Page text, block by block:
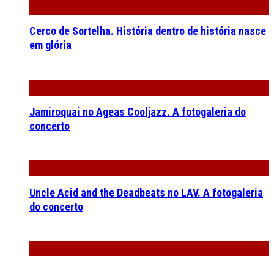
Cerco de Sortelha. História dentro de história nasce
em glória
Jamiroquai no Ageas Cooljazz. A fotogaleria do
concerto
Uncle Acid and the Deadbeats no LAV. A fotogaleria
do concerto